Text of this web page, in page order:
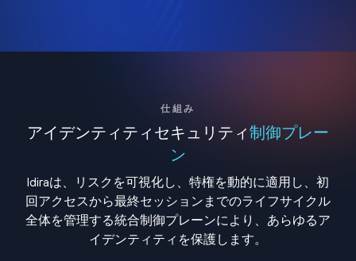
仕組み
アイデンティティセキュリティ制御プレー
ン
Idiraは、リスクを可視化し、特権を動的に適用し、初
回アクセスから最終セッションまでのライフサイクル
全体を管理する統合制御プレーンにより、あらゆるア
イデンティティを保護します。